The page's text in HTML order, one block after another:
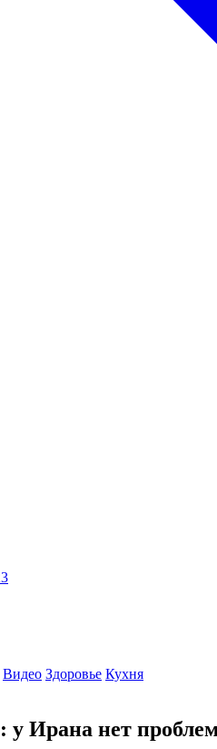
Видео Здоровье Кухня
Ирана нет